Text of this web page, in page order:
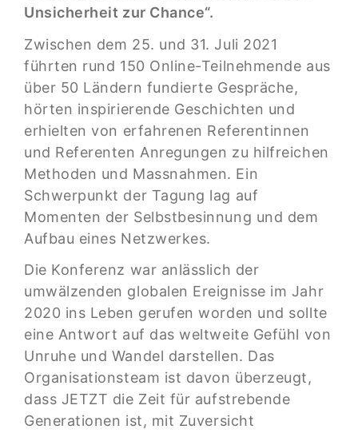
Unsicherheit zur Chance“.
Zwischen dem 25. und 31. Juli 2021
führten rund 150 Online-Teilnehmende aus
über 50 Ländern fundierte Gespräche,
hörten inspirierende Geschichten und
erhielten von erfahrenen Referentinnen
und Referenten Anregungen zu hilfreichen
Methoden und Massnahmen. Ein
Schwerpunkt der Tagung lag auf
Momenten der Selbstbesinnung und dem
Aufbau eines Netzwerkes.
Die Konferenz war anlässlich der
umwälzenden globalen Ereignisse im Jahr
2020 ins Leben gerufen worden und sollte
eine Antwort auf das weltweite Gefühl von
Unruhe und Wandel darstellen. Das
Organisationsteam ist davon überzeugt,
dass JETZT die Zeit für aufstrebende
Generationen ist, mit Zuversicht